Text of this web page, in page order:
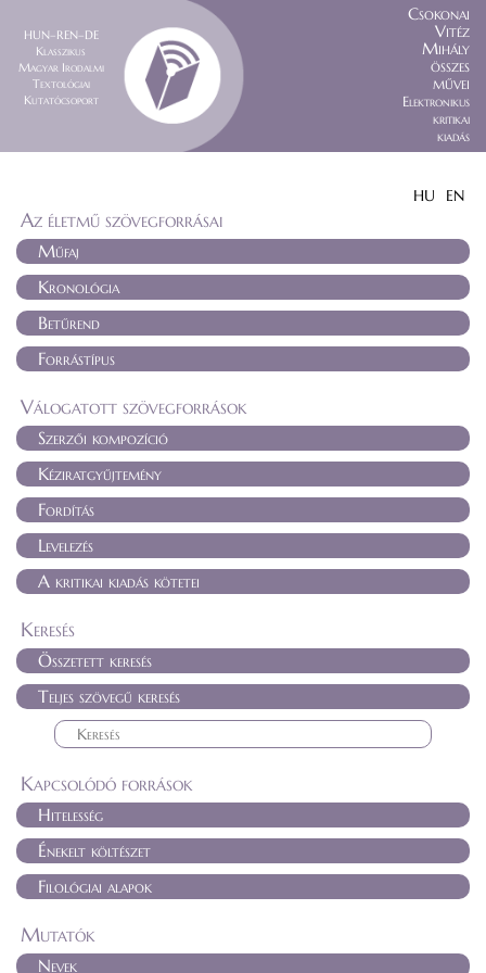
HUN–REN–DE
Klasszikus
Magyar Irodalmi
Textológiai
Kutatócsoport
Csokonai
Vitéz
Mihály
összes
művei
Elektronikus
kritikai
kiadás
HU EN
Az életmű szövegforrásai
Műfaj
Kronológia
Betűrend
Forrástípus
Válogatott szövegforrások
Szerzői kompozíció
Kéziratgyűjtemény
Fordítás
Levelezés
A kritikai kiadás kötetei
Keresés
Összetett keresés
Teljes szövegű keresés
Kapcsolódó források
Hitelesség
Énekelt költészet
Filológiai alapok
Mutatók
Nevek